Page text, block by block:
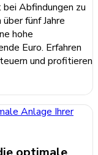
Abfindungen zu
fünf Jahre
hohe
Euro. Erfahren
und profitieren